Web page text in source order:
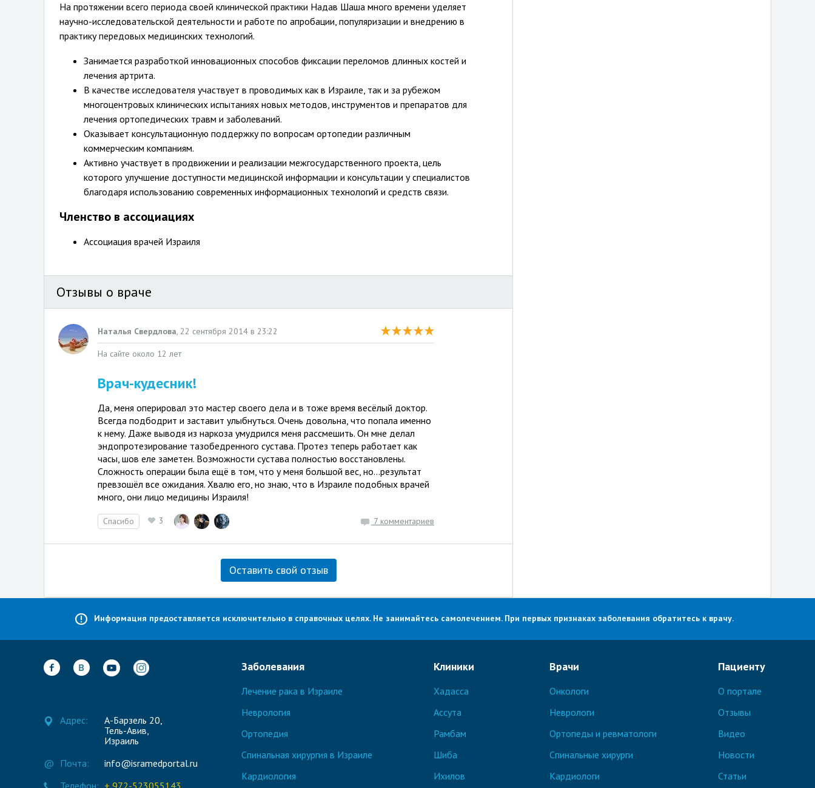
На протяжении всего периода своей клинической практики Надав Шаша много времени уделяет
научно-исследовательской деятельности и работе по апробации, популяризации и внедрению в
практику передовых медицинских технологий.
Занимается разработкой инновационных способов фиксации переломов длинных костей и
лечения артрита.
В качестве исследователя участвует в проводимых как в Израиле, так и за рубежом
многоцентровых клинических испытаниях новых методов, инструментов и препаратов для
лечения ортопедических травм и заболеваний.
Оказывает консультационную поддержку по вопросам ортопедии различным
коммерческим компаниям.
Активно участвует в продвижении и реализации межгосударственного проекта, цель
которого улучшение доступности медицинской информации и консультации у специалистов
благодаря использованию современных информационных технологий и средств связи.
Членство в ассоциациях
Ассоциация врачей Израиля
Отзывы о враче
Наталья Свердлова 22 сентября 2014 в 23:22
На сайте около 12 лет
Врач-кудесник!
Да, меня оперировал это мастер своего дела и в тоже время весёлый доктор.
Всегда подбодрит и заставит улыбнуться. Очень довольна, что попала именно
к нему. Даже выводя из наркоза умудрился меня рассмешить. Он мне делал
эндопротезирование тазобедренного сустава. Протез теперь работает как
часы, шов еле заметен. Возможности сустава полностью восстановлены.
Сложность операции была ещё в том, что у меня большой вес, но...результат
превзошёл все ожидания. Хвалю его, но знаю, что в Израиле подобных врачей
много, они лицо медицины Израиля!
Спасибо 3 7 комментариев
Оставить свой отзыв
Информация предоставляется исключительно в справочных целях. Не занимайтесь самолечением. При первых признаках заболевания обратитесь к врачу.
Адрес:
А-Барзель 20,
Тель-Авив,
Израиль
@ Почта:
info@isramedportal.ru
Заболевания
Лечение рака в Израиле
Неврология
Ортопедия
Спинальная хирургия в Израиле
Кардиология
Клиники
Хадасса
Ассута
Рамбам
Шиба
Ихилов
Врачи
Онкологи
Неврологи
Ортопеды и ревматологи
Спинальные хирурги
Кардиологи
Пациенту
О портале
Отзывы
Видео
Новости
Статьи